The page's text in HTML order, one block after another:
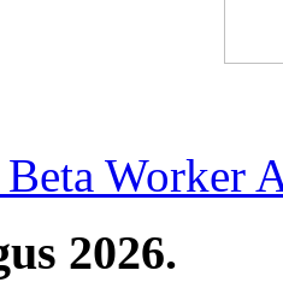
Worker
2026.